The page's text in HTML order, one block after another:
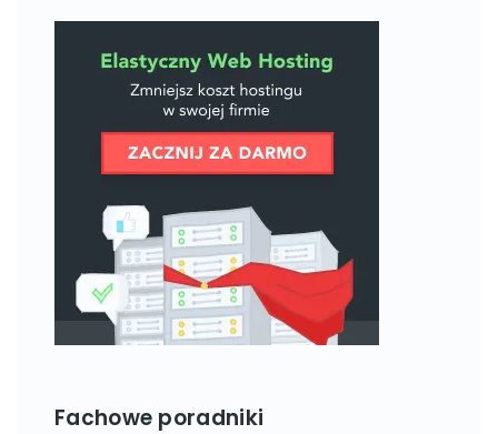
Fachowe poradniki